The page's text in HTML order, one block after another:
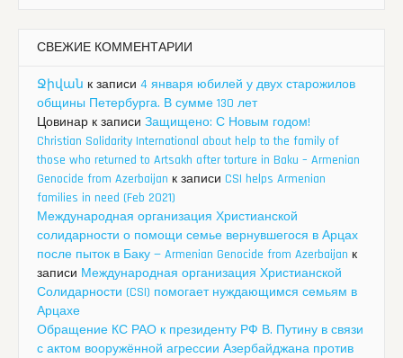
СВЕЖИЕ КОММЕНТАРИИ
Ջիվան к записи 4 января юбилей у двух старожилов
общины Петербурга. В сумме 130 лет
Цовинар к записи Защищено: С Новым годом!
Christian Solidarity International about help to the family of
those who returned to Artsakh after torture in Baku – Armenian
Genocide from Azerbaijan к записи CSI helps Armenian
families in need (Feb 2021)
Международная организация Христианской
солидарности о помощи семье вернувшегося в Арцах
после пыток в Баку — Armenian Genocide from Azerbaijan к
записи Международная организация Христианской
Солидарности (CSI) помогает нуждающимся семьям в
Арцахе
Обращение КС РАО к президенту РФ В. Путину в связи
с актом вооружённой агрессии Азербайджана против